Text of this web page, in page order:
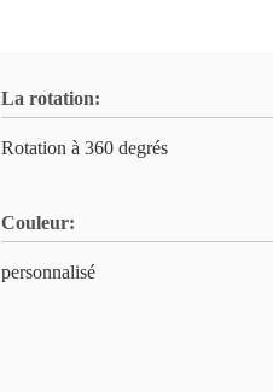
La rotation:
Rotation à 360 degrés
Couleur:
personnalisé